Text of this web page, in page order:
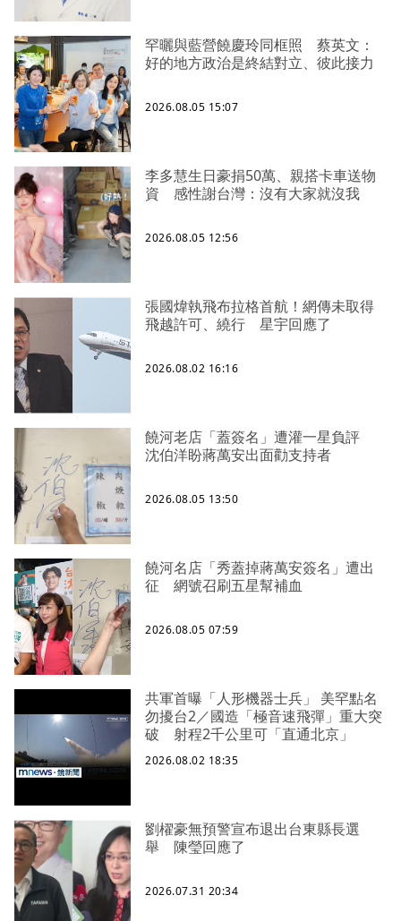
罕曬與藍營饒慶玲同框照 蔡英文：
好的地方政治是終結對立、彼此接力
2026.08.05 15:07
李多慧生日豪捐50萬、親搭卡車送物
資 感性謝台灣：沒有大家就沒我
2026.08.05 12:56
張國煒執飛布拉格首航！網傳未取得
飛越許可、繞行 星宇回應了
2026.08.02 16:16
饒河老店「蓋簽名」遭灌一星負評
沈伯洋盼蔣萬安出面勸支持者
2026.08.05 13:50
饒河名店「秀蓋掉蔣萬安簽名」遭出
征 網號召刷五星幫補血
2026.08.05 07:59
共軍首曝「人形機器士兵」 美罕點名
勿擾台2／國造「極音速飛彈」重大突
破 射程2千公里可「直通北京」
2026.08.02 18:35
劉櫂豪無預警宣布退出台東縣長選
舉 陳瑩回應了
2026.07.31 20:34